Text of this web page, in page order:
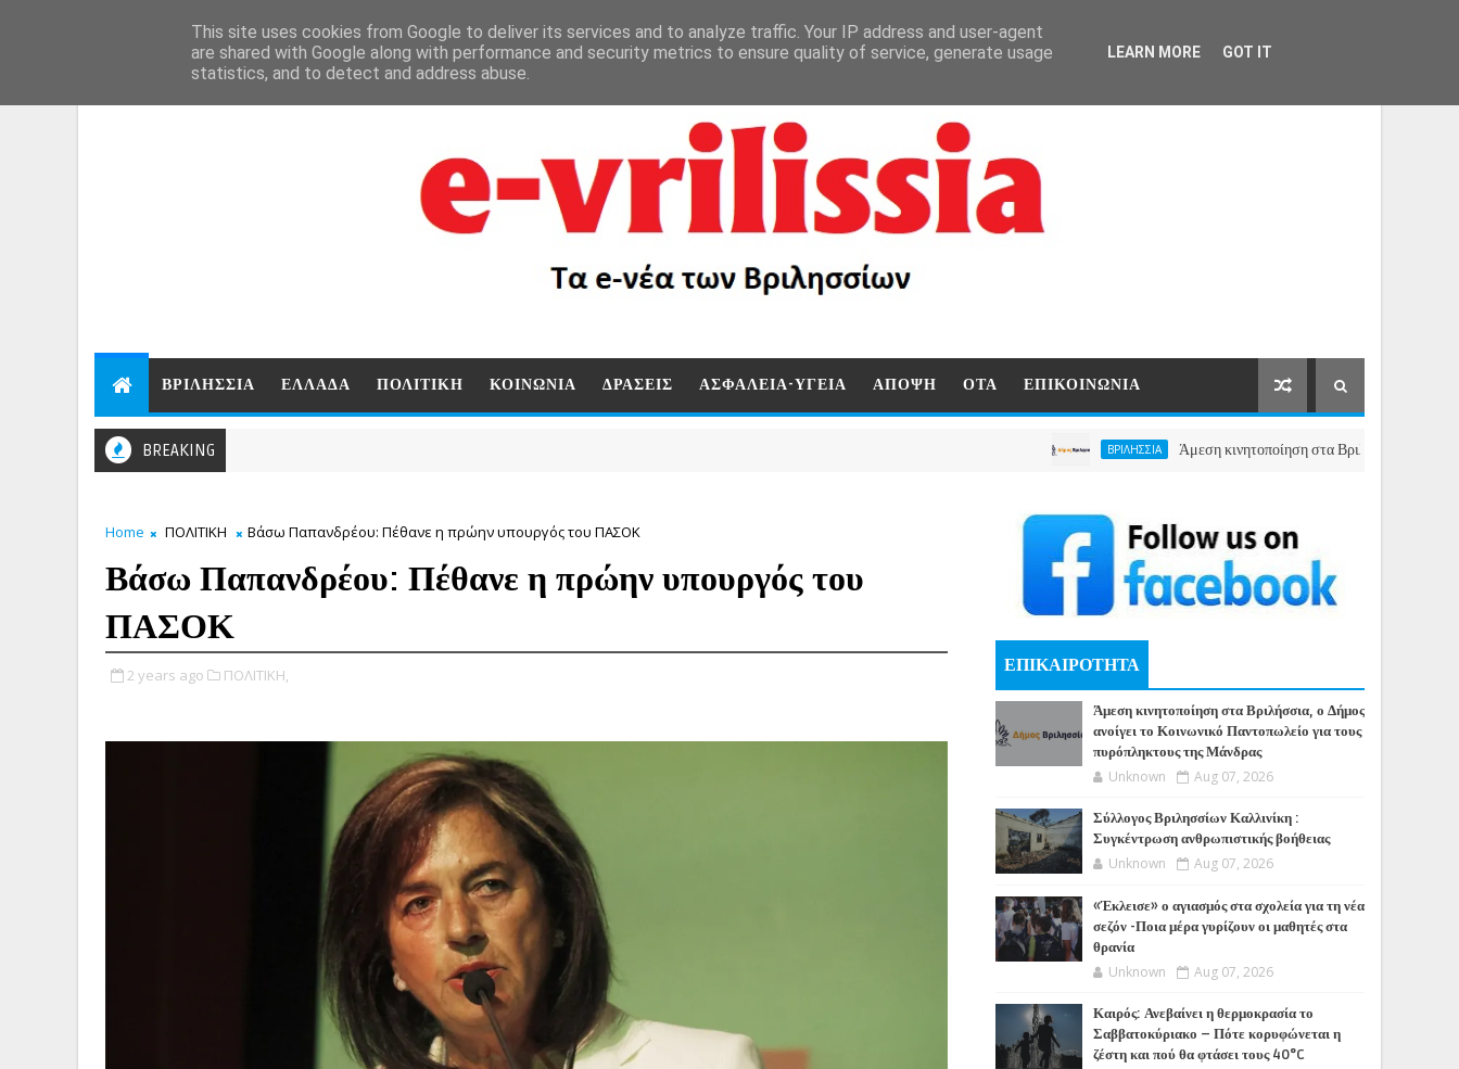
ΒΡΙΛΗΣΣΙΑ ΕΛΛΑΔΑ ΠΟΛΙΤΙΚΗ ΚΟΙΝΩΝΙΑ ΔΡΑΣΕΙΣ ΑΣΦΑΛΕΙΑ-ΥΓΕΙΑ ΑΠΟΨΗ ΟΤΑ ΕΠΙΚΟΙΝΩΝΙΑ
BREAKING ΒΡΙΛΗΣΣΙΑ Άμεση κινητοποίηση στα Βριλήσσια, ο Δήμος ανοίγει
Home ΠΟΛΙΤΙΚΗ Βάσω Παπανδρέου: Πέθανε η πρώην υπουργός του ΠΑΣΟΚ
Βάσω Παπανδρέου: Πέθανε η πρώην υπουργός του
ΠΑΣΟΚ
2 years ago ΠΟΛΙΤΙΚΗ, ΕΠΙΚΑΙΡΟΤΗΤΑ
Άμεση κινητοποίηση στα Βριλήσσια, ο Δήμος
ανοίγει το Κοινωνικό Παντοπωλείο για τους
πυρόπληκτους της Μάνδρας
Unknown Aug 07, 2026
Σύλλογος Βριλησσίων Καλλινίκη :
Συγκέντρωση ανθρωπιστικής βοήθειας
Unknown Aug 07, 2026
«Έκλεισε» ο αγιασμός στα σχολεία για τη νέα
σεζόν -Ποια μέρα γυρίζουν οι μαθητές στα
θρανία
Unknown Aug 07, 2026
Καιρός: Ανεβαίνει η θερμοκρασία το
Σαββατοκύριακο – Πότε κορυφώνεται η
ζέστη και πού θα φτάσει τους 40°C
This site uses cookies from Google to deliver its services and to analyze traffic. Your IP address and user-agent
are shared with Google along with performance and security metrics to ensure quality of service, generate usage
statistics, and to detect and address abuse.
LEARN MORE GOT IT